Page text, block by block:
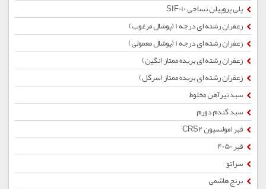
پلی پروپیلن نساجی SIF010
زعفران رشته ای درجه 1 (پوشال مرغوب)
زعفران رشته ای درجه 1 (پوشال معمولی)
زعفران رشته ای بریده ممتاز (نگین)
زعفران رشته ای بریده ممتاز (سرگل)
سبد تیرآهن مخلوط
سبد گندم دورم
قیر امولسیون CRS2
قیر 4050
سراتو
برنج هاشمی